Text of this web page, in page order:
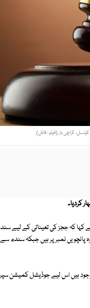
کراچی بار (فوٹو : فائل)
کردیا۔
کہا کہ ججز کی تعیناتی کے لیے
پانچویں نمبر پر ہیں جبکہ سندھ سے
ہیں اس لیے جوڈیشل کمیشن